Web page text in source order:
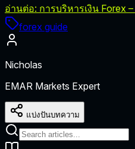
อ่านต่อ: การบริหารเงิน Forex
forex guide
Nicholas
EMAR Markets Expert
แบ่งปันบทความ